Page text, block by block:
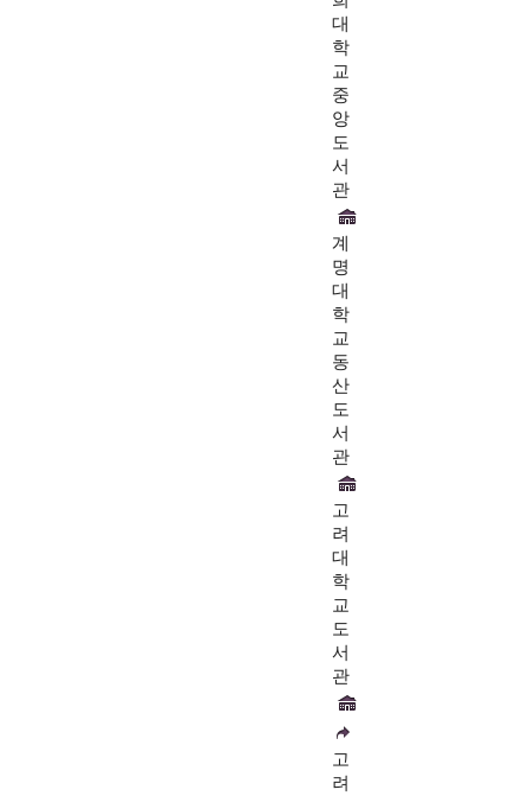
대
학
교
중
앙
도
서
관
계
명
대
학
교
동
산
도
서
관
고
려
대
학
교
도
서
관
고
려